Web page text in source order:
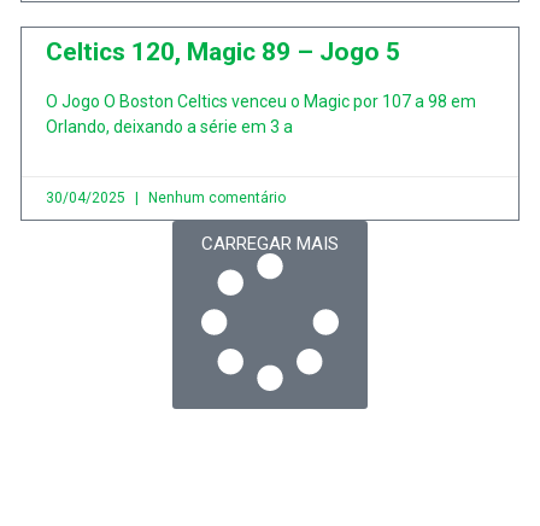
Celtics 120, Magic 89 – Jogo 5
O Jogo O Boston Celtics venceu o Magic por 107 a 98 em
Orlando, deixando a série em 3 a
30/04/2025 Nenhum comentário
CARREGAR MAIS